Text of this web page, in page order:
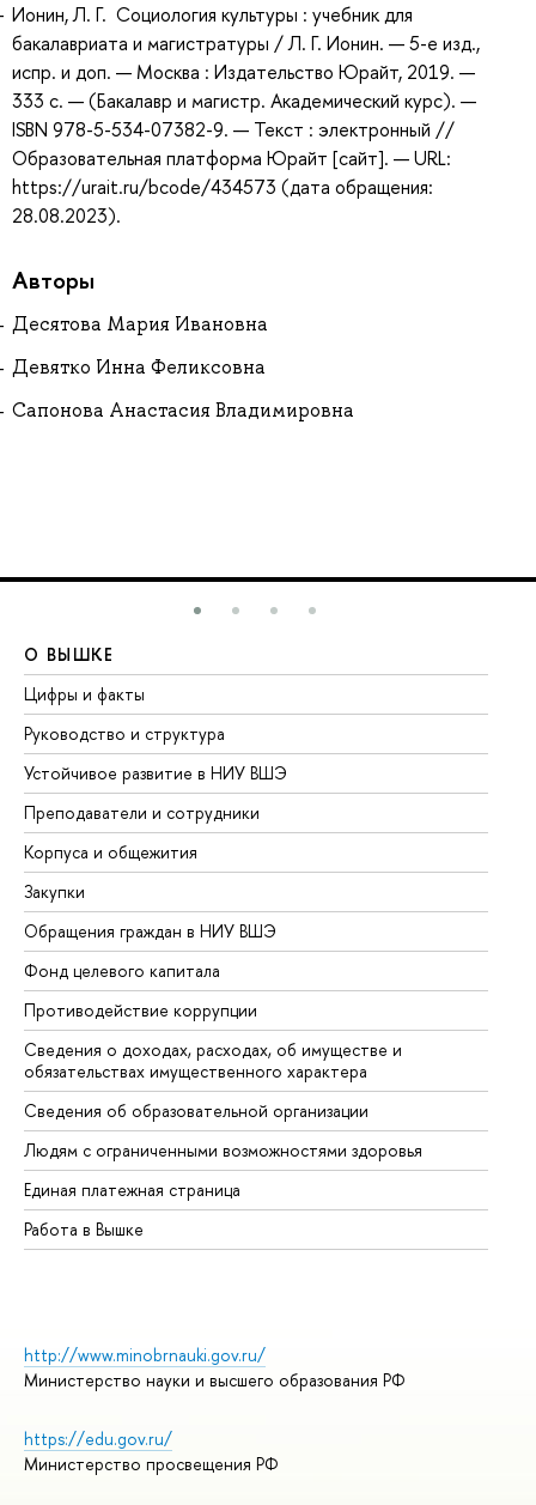
Ионин, Л. Г. Социология культуры : учебник для
бакалавриата и магистратуры / Л. Г. Ионин. — 5-е изд.,
испр. и доп. — Москва : Издательство Юрайт, 2019. —
333 с. — (Бакалавр и магистр. Академический курс). —
ISBN 978-5-534-07382-9. — Текст : электронный //
Образовательная платформа Юрайт [сайт]. — URL:
https://urait.ru/bcode/434573 (дата обращения:
28.08.2023).
Авторы
Десятова Мария Ивановна
Девятко Инна Феликсовна
Сапонова Анастасия Владимировна
О ВЫШКЕ
Цифры и факты
Руководство и структура
Устойчивое развитие в НИУ ВШЭ
Преподаватели и сотрудники
Корпуса и общежития
Закупки
Обращения граждан в НИУ ВШЭ
Фонд целевого капитала
Противодействие коррупции
Сведения о доходах, расходах, об имуществе и
обязательствах имущественного характера
Сведения об образовательной организации
Людям с ограниченными возможностями здоровья
Единая платежная страница
Работа в Вышке
http://www.minobrnauki.gov.ru/
Министерство науки и высшего образования РФ
https://edu.gov.ru/
Министерство просвещения РФ